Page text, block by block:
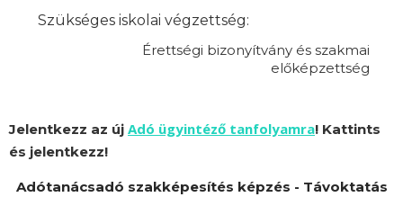
Szükséges iskolai végzettség:
Érettségi bizonyítvány és szakmai
előképzettség
Jelentkezz az új Adó ügyintéző tanfolyamra! Kattints
és jelentkezz!
Adótanácsadó szakképesítés képzés - Távoktatás